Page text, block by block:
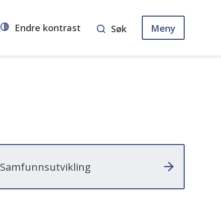
Endre kontrast Søk Meny
Samfunnsutvikling